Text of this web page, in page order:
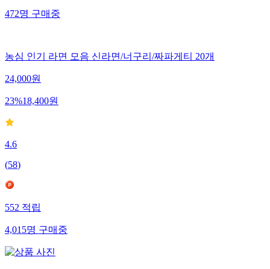
472명구매중
농심 인기 라면 모음 신라면/너구리/짜파게티 20개
24,000원
23%18,400원
4.6
(58)
552적립
4,015명구매중